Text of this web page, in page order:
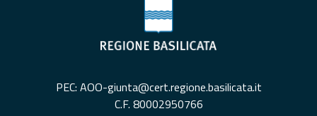
PEC: AOO-giunta@cert.regione.basilicata.it
C.F. 80002950766